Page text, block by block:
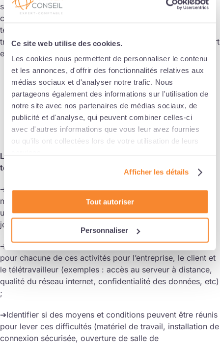
Ce site web utilise des cookies.
Les cookies nous permettent de personnaliser le contenu
et les annonces, d'offrir des fonctionnalités relatives aux
médias sociaux et d'analyser notre trafic. Nous
partageons également des informations sur l'utilisation de
notre site avec nos partenaires de médias sociaux, de
publicité et d'analyse, qui peuvent combiner celles-ci
avec d'autres informations que vous leur avez fournies
ou qu'ils ont collectées lors de votre utilisation de leurs
Afficher les détails
Tout autoriser
Personnaliser
salariés sont en situation de télétravail à domicile « en
continu » en raison de la crise sanitaire, vous n’êtes pas
tenu par l’obligation de prise en charge des frais de
transport. Les salariés n’effectuent aucun trajet en transport
en commun pour se rendre à leur lieu de travail.
La To-Do-List
Généralisation du télétravail : comment définir
un poste télétravaillable ?
Le ministère du Travail conseille une méthode en 3
temps pour identifier les activités télétravaillables :
➔Lister les principales activités pour chaque fonction ou
métier, en réfléchissant à des activités qui pourraient avoir
une valeur ajoutée pour préparer la sortie de crise (mise à
jour de procédures et de supports de travail, veille) ;
➔Evaluer les freins ou difficultés éventuelles au télétravail
pour chacune de ces activités pour l’entreprise, le client et
le télétravailleur (exemples : accès au serveur à distance,
qualité du réseau internet, confidentialité des données, etc)
;
➔Identifier si des moyens et conditions peuvent être réunis
pour lever ces difficultés (matériel de travail, installation de
connexion sécurisée, ouverture de salle de